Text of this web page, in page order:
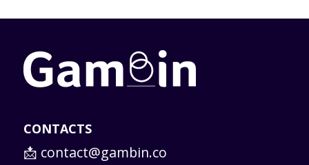
CONTACTS
📩 contact@gambin.co